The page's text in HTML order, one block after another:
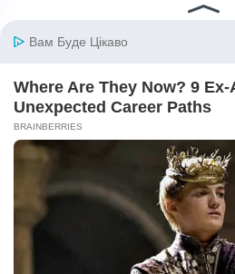
Серіали
Символіка та значення
Сім'я
Соки
Соціальний захист та